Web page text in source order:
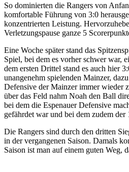
So dominierten die Rangers von
komfortable Führung von 3:0
konzentrierten Leistung.
Verletzungspause ganze 5
Eine Woche später stand das
Spiel, bei dem es vorher schwer war,
dem ersten Drittel stand es auch hier
unangenehm spielenden Mainzer,
Defensive der Mainzer immer wieder
über das Feld nahm Noah den Ball
bei dem die Espenauer Defensive
gefährdet war und bei dem zudem
Die Rangers sind durch den dritten
in der vergangenen Saison. Damals
Saison ist man auf einem guten Weg,